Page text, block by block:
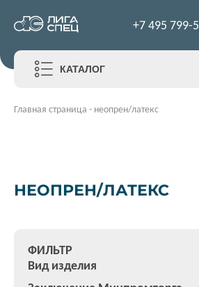
+7 495 799-
КАТАЛОГ
Главная страница - неопрен/латекс
НЕОПРЕН/ЛАТЕКС
ФИЛЬТР
Вид изделия